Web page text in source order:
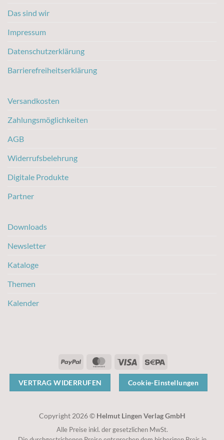
Das sind wir
Impressum
Datenschutzerklärung
Barrierefreiheitserklärung
Versandkosten
Zahlungsmöglichkeiten
AGB
Widerrufsbelehrung
Digitale Produkte
Partner
Downloads
Newsletter
Kataloge
Themen
Kalender
PayPal MasterCard
Visa Sepa
VERTRAG WIDERRUFEN Cookie-Einstellungen
Copyright 2026 © Helmut Lingen Verlag GmbH
Alle Preise inkl. der gesetzlichen MwSt.